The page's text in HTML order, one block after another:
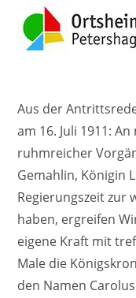
Aus der
am 16. Juli 1911:
ruhmreicher
Gemahlin, Königin
Regierungszeit zur
haben, ergreifen
eigene Kraft mit
Male die
den Namen